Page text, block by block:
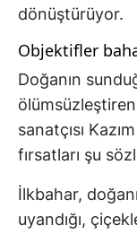
dönüştürüyor.
Objektifler
Doğanın
sanatçısı
fırsatları şu
İlkbahar,
uyandığı,